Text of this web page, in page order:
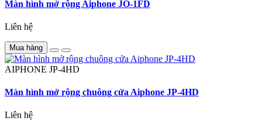
Màn hình mở rộng Aiphone JO-1FD
Liên hệ
Mua hàng
AIPHONE JP-4HD
Màn hình mở rộng chuông cửa Aiphone JP-4HD
Liên hệ